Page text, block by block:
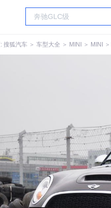
搜狐汽车 ＞ 车型大全 ＞ MINI ＞ MINI ＞